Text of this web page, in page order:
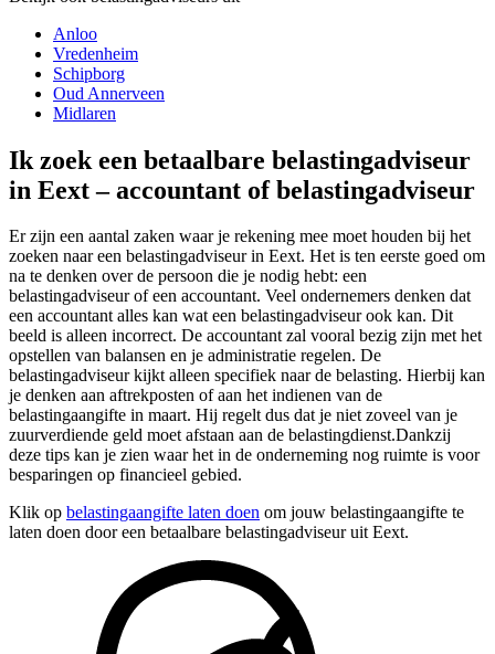
Anloo
Vredenheim
Schipborg
Oud Annerveen
Midlaren
Ik zoek een betaalbare belastingadviseur
in Eext – accountant of belastingadviseur
Er zijn een aantal zaken waar je rekening mee moet houden bij het
zoeken naar een belastingadviseur in Eext. Het is ten eerste goed om
na te denken over de persoon die je nodig hebt: een
belastingadviseur of een accountant. Veel ondernemers denken dat
een accountant alles kan wat een belastingadviseur ook kan. Dit
beeld is alleen incorrect. De accountant zal vooral bezig zijn met het
opstellen van balansen en je administratie regelen. De
belastingadviseur kijkt alleen specifiek naar de belasting. Hierbij kan
je denken aan aftrekposten of aan het indienen van de
belastingaangifte in maart. Hij regelt dus dat je niet zoveel van je
zuurverdiende geld moet afstaan aan de belastingdienst.Dankzij
deze tips kan je zien waar het in de onderneming nog ruimte is voor
besparingen op financieel gebied.
Klik op belastingaangifte laten doen om jouw belastingaangifte te
laten doen door een betaalbare belastingadviseur uit Eext.